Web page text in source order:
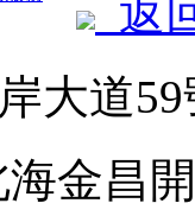
返
大道59
海金